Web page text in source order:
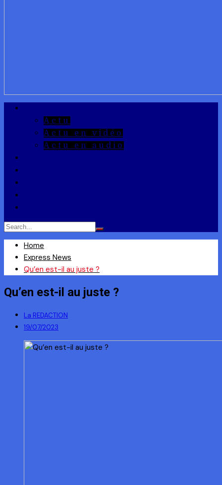
Actu
Actu en vidéo
Actu en audio
Home
Express News
Qu’en est-il au juste ?
Qu’en est-il au juste ?
La REDACTION
19/07/2023